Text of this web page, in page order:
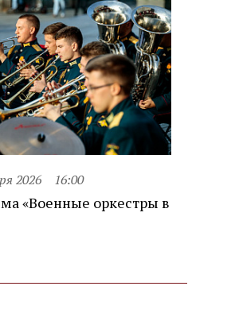
2026 16:00
«Военные оркестры в